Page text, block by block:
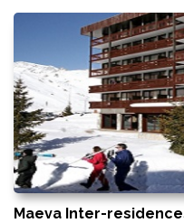
Maeva Inter-